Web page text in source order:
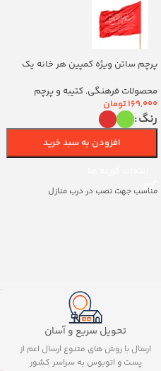
پرچم ساتن ویژه کمپین هر خانه یک
(700263)vمحصولات فرهنگی, کتیبه و پرچم
169,000تومان
رنگ
افزودن به سبد خرید
مناسب جهت نصب در درب منازل
تحویل سریع و آسان
ارسال با روش های متنوع ارسال اعم از
پست و اتوبوس به سراسر کشور